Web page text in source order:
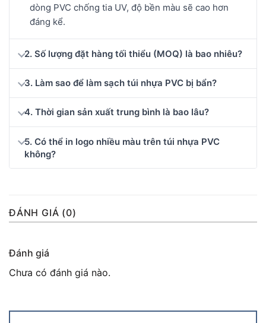
dòng PVC chống tia UV, độ bền màu sẽ cao hơn
đáng kể.
2. Số lượng đặt hàng tối thiểu (MOQ) là bao nhiêu?
3. Làm sao để làm sạch túi nhựa PVC bị bẩn?
4. Thời gian sản xuất trung bình là bao lâu?
5. Có thể in logo nhiều màu trên túi nhựa PVC
không?
ĐÁNH GIÁ (0)
Đánh giá
Chưa có đánh giá nào.